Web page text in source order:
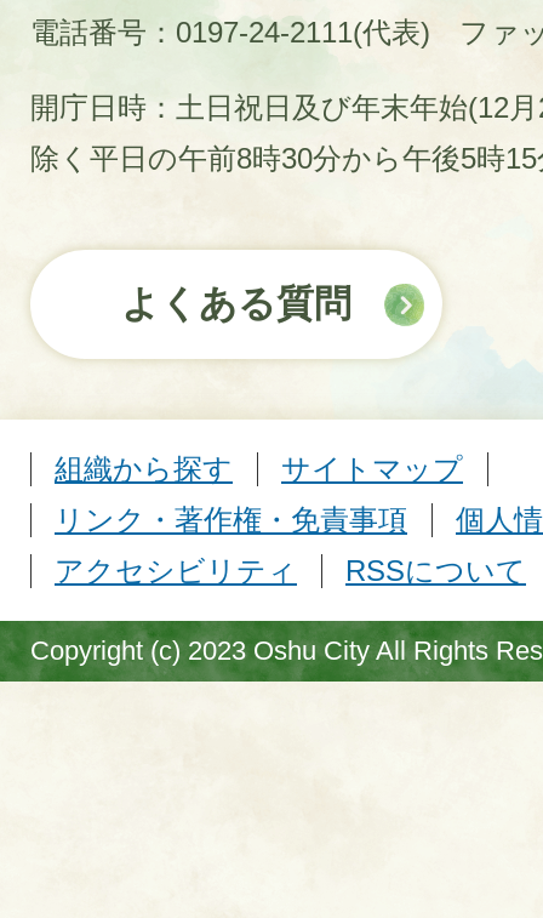
電話番号：0197-24-2111(代表)
ファ
開庁日時：土日祝日及び年末年始(12
除く平日の午前8時30分から午後5時
よくある質問
組織から探す
サイトマップ
リンク・著作権・免責事項
個人
アクセシビリティ
RSSについて
Copyright (c) 2023 Oshu City All Rights